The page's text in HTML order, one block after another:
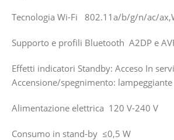
Tecnologia Wi-Fi 802.11a/b/g/n/ac/
Supporto e profili Bluetooth A2DP e
Effetti indicatori Standby: Acceso In
Accensione/spegnimento: lampeggiante
Alimentazione elettrica 120 V-240 V
Consumo in stand-by ≤0,5 W